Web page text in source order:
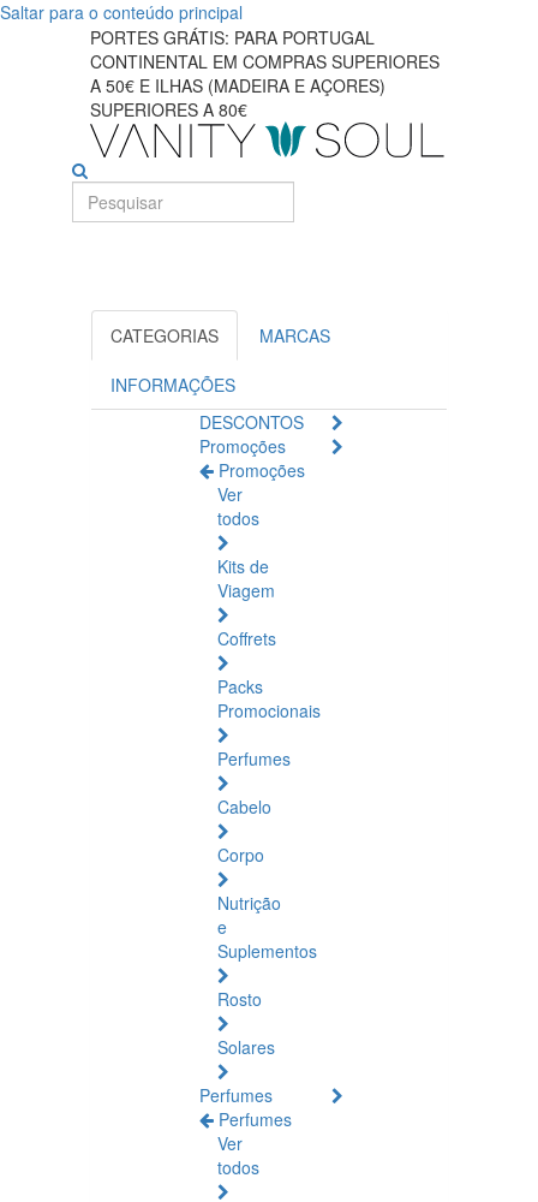
Saltar para o conteúdo principal
Absorventes
higiênicos
confortáveis
para
PORTES GRÁTIS: PARA PORTUGAL
CONTINENTAL EM COMPRAS SUPERIORES
A 50€ E ILHAS (MADEIRA E AÇORES)
SUPERIORES A 80€
CATEGORIAS MARCAS
INFORMAÇÕES
DESCONTOS
Promoções
Promoções
Ver
todos
Kits de
Viagem
Coffrets
Packs
Promocionais
Perfumes
Cabelo
Corpo
Nutrição
e
Suplementos
Rosto
Solares
Perfumes
Perfumes
Ver
todos